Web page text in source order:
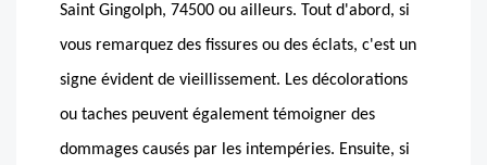
Saint Gingolph, 74500 ou ailleurs. Tout d'abord, si
vous remarquez des fissures ou des éclats, c'est un
signe évident de vieillissement. Les décolorations
ou taches peuvent également témoigner des
dommages causés par les intempéries. Ensuite, si